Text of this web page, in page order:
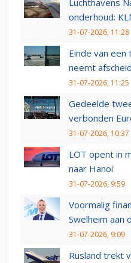
Luchthavens
onderhoud:
31-07-2026, 11:28
Einde van een
neemt
31-07-2026, 11:25
Gedeelde
verbonden
31-07-2026, 10:37
LOT opent in
naar Hanoi
31-07-2026, 9:59
Voormalig
Swelheim aan
31-07-2026, 9:09
Rusland trekt